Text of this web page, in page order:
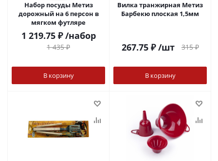
Набор посуды Метиз
дорожный на 6 персон в
мягком футляре
1 219.75₽ /набор
1 435₽
В корзину
Вилка транжирная Метиз
Барбекю плоская 1,5мм
267.75₽ /шт 315₽
В корзину